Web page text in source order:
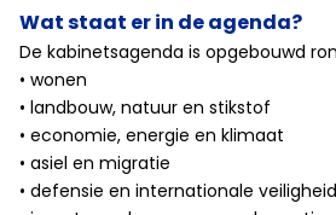
Wat staat er in de agenda?
De kabinetsagenda is opgebouwd
• wonen
• landbouw, natuur en stikstof
• economie, energie en klimaat
• asiel en migratie
• defensie en internationale veiligheid